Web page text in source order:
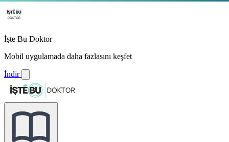
İşte Bu Doktor
Mobil uygulamada daha fazlasını keşfet
İndir